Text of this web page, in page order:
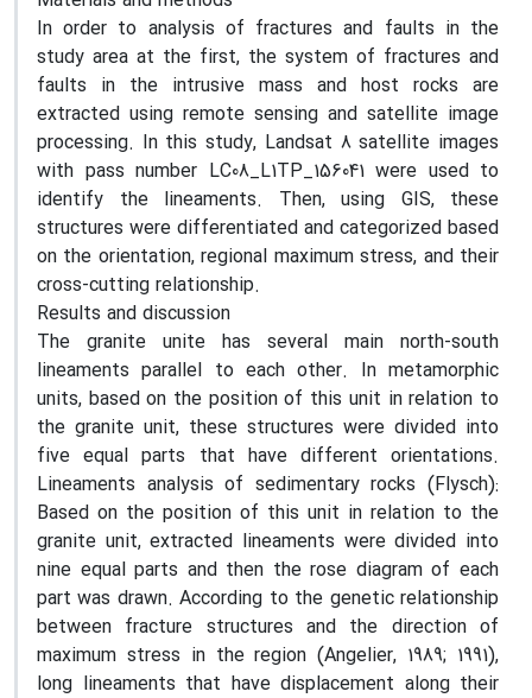
In order to analysis of fractures and faults in the
study area at the first, the system of fractures and
faults in the intrusive mass and host rocks are
extracted using remote sensing and satellite image
processing. In this study, Landsat 8 satellite images
with pass number LC08_L1TP_156041 were used to
identify the lineaments. Then, using GIS, these
structures were differentiated and categorized based
on the orientation, regional maximum stress, and their
cross-cutting relationship.
Results and discussion
The granite unite has several main north-south
lineaments parallel to each other. In metamorphic
units, based on the position of this unit in relation to
the granite unit, these structures were divided into
five equal parts that have different orientations.
Lineaments analysis of sedimentary rocks (Flysch):
Based on the position of this unit in relation to the
granite unit, extracted lineaments were divided into
nine equal parts and then the rose diagram of each
part was drawn. According to the genetic relationship
between fracture structures and the direction of
maximum stress in the region (Angelier, 1989; 1991),
long lineaments that have displacement along their